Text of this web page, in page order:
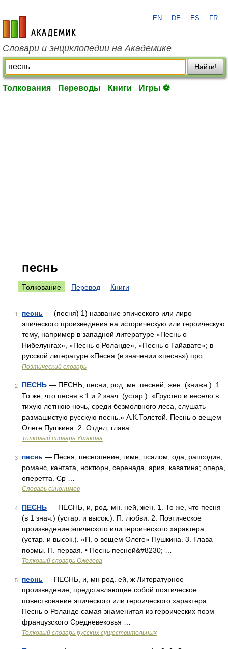
academic.ru
EN DE ES FR
Словари и энциклопедии на Академике
Найти!
Толкования Переводы Книги Игры ⚽
песнь
Толкование Перевод Книги
1 песнь — (песня) 1) название эпического или лиро
эпического произведения на историческую или героическую
тему, например в западной литературе «Песнь о
Нибелунгах», «Песнь о Роланде», «Песнь о Гайавате»; в
русской литературе «Песня (в значении «песнь») про …
Поэтический словарь
2 ПЕСНЬ — ПЕСНЬ, песни, род. мн. песней, жен. (книжн.). 1.
То же, что песня в 1 и 2 знач. (устар.). «Грустно и весело в
тихую летнюю ночь, среди безмолвного леса, слушать
размашистую русскую песнь.» А.К.Толстой. Песнь о вещем
Олеге Пушкина. 2. Отдел, глава …
Толковый словарь Ушакова
3 песнь — Песня, песнопение, гимн, псалом, ода, рапсодия,
романс, кантата, ноктюрн, серенада, ария, каватина; опера,
оперетта. Ср …
Словарь синонимов
4 ПЕСНЬ — ПЕСНЬ, и, род. мн. ней, жен. 1. То же, что песня
(в 1 знач.) (устар. и высок.). П. любви. 2. Поэтическое
произведение эпического или героического характера
(устар. и высок.). «П. о вещем Олеге» Пушкина. 3. Глава
поэмы. П. первая. • Песнь песней&#8230; …
Толковый словарь Ожегова
5 песнь — ПЕСНЬ, и, мн род. ей, ж Литературное
произведение, представляющее собой поэтическое
повествование эпического или героического характера.
Песнь о Роланде самая знаменитая из героических поэм
французского Средневековья …
Толковый словарь русских существительных